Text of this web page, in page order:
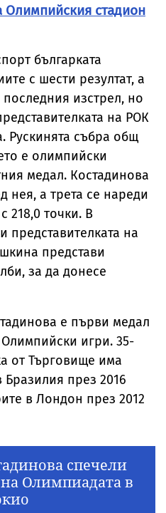
Олимпийския стадион
българката
с шести резултат, а
изстрел, но
на РОК
Рускинята събра общ
е олимпийски
медал. Костадинова
нея, а трета се нареди
218,0 точки. В
представителката на
представи
за да донесе
е първи медал
игри. 35-
от Търговище има
през 2016
в Лондон през 2012
спечели
Олимпиадата в